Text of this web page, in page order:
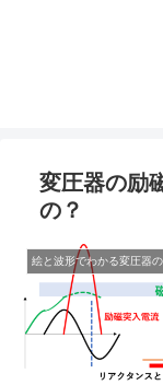
変圧器の励
の？
絵と波形でわかる変圧器